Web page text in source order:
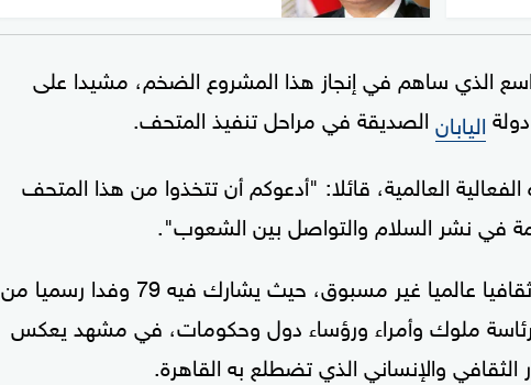
الذي ساهم في إنجاز هذا المشروع الضخم، مشيدا على
اليابان الصديقة في مراحل تنفيذ المتحف.
العالمية، قائلا: "أدعوكم أن تتخذوا من هذا المتحف
في نشر السلام والتواصل بين الشعوب".
ويُعد افتتاح المتحف المصري الكبير حدثا ثقافيا عالميا غير مسبوق، حيث يشارك فيه 79 وفدا رسميا من
العالم، من بينهم 39 وفدا برئاسة ملوك وأمراء ورؤساء دول وحكومات، في مشهد يعكس
الثقافي والإنساني الذي تضطلع به القاهرة.